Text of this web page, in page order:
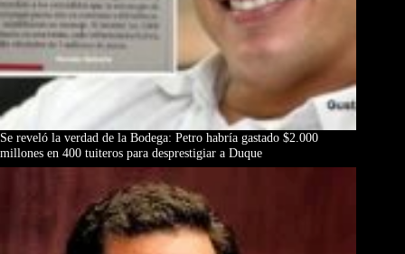
Se reveló la verdad de la Bodega: Petro habría gastado $2.000
millones en 400 tuiteros para desprestigiar a Duque